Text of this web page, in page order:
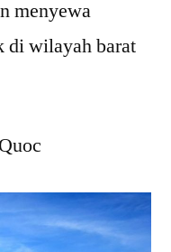
menyewa
di wilayah barat